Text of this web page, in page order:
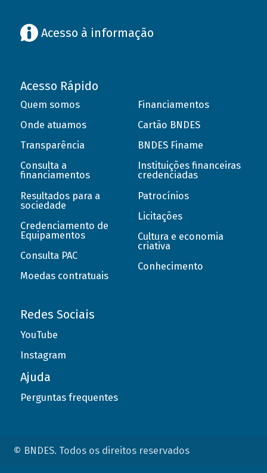
Acesso à informação
Acesso Rápido
Quem somos
Onde atuamos
Transparência
Consulta a
financiamentos
Resultados para a
sociedade
Credenciamento de
Equipamentos
Consulta PAC
Moedas contratuais
Financiamentos
Cartão BNDES
BNDES Finame
Instituições financeiras
credenciadas
Patrocínios
Licitações
Cultura e economia
criativa
Conhecimento
Redes Sociais
YouTube
Instagram
Ajuda
Perguntas frequentes
© BNDES. Todos os direitos reservados